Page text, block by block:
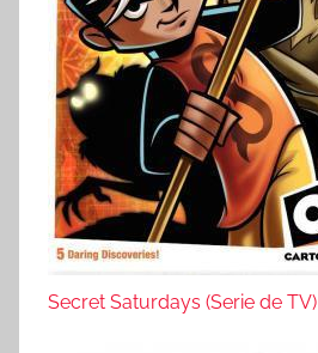
Secret Saturdays (Serie de TV)